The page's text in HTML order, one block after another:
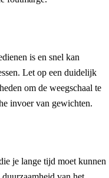
is en snel kan
Let op een duidelijk
om de weegschaal te
invoer van gewichten.
je lange tijd moet kunnen